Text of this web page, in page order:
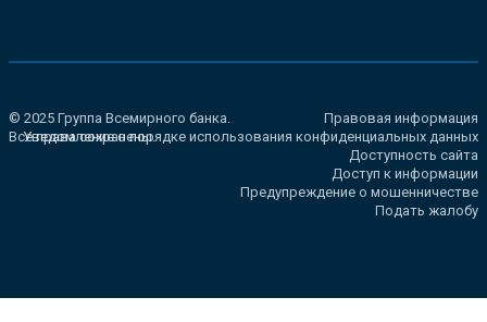
© 2025 Группа Всемирного банка.
Все права сохранены.
Правовая информация
Уведомление о порядке использования конфиденциальных данных
Доступность сайта
Доступ к информации
Предупреждение о мошенничестве
Подать жалобу